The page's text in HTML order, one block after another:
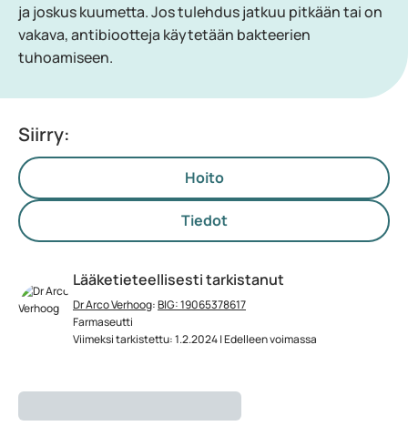
ja joskus kuumetta. Jos tulehdus jatkuu pitkään tai on
vakava, antibiootteja käytetään bakteerien
tuhoamiseen.
Siirry:
Hoito
Tiedot
Lääketieteellisesti tarkistanut
Dr Arco Verhoog:BIG: 19065378617
Farmaseutti
Viimeksi tarkistettu: 1.2.2024 | Edelleen voimassa